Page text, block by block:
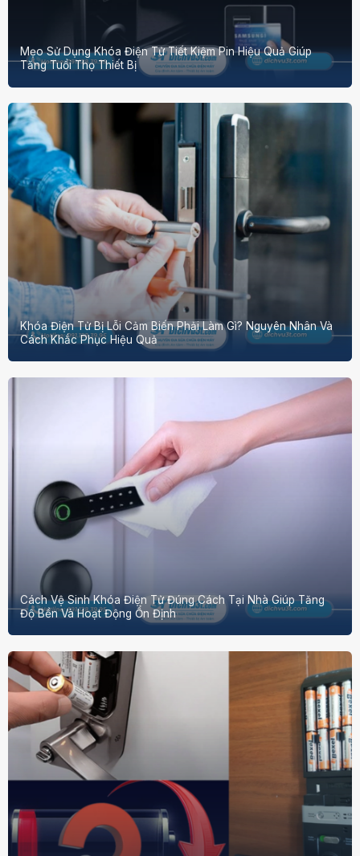
Mẹo Sử Dụng Khóa Điện Tử Tiết Kiệm Pin Hiệu Quả Giúp
Tăng Tuổi Thọ Thiết Bị
Khóa Điện Tử Bị Lỗi Cảm Biến Phải Làm Gì? Nguyên Nhân Và
Cách Khắc Phục Hiệu Quả
Cách Vệ Sinh Khóa Điện Tử Đúng Cách Tại Nhà Giúp Tăng
Độ Bền Và Hoạt Động Ổn Định